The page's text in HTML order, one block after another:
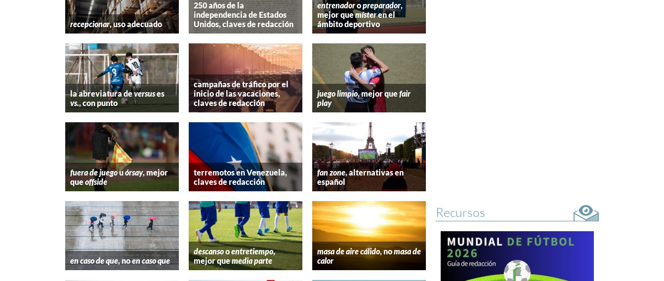
recepcionar, uso adecuado
250 años de la
independencia de Estados
Unidos, claves de redacción
entrenadoropreparador,
mejor quemísteren el
ámbito deportivo
la abreviatura deversuses
vs., con punto
campañas de tráfico por el
inicio de las vacaciones,
claves de redacción
juego limpio, mejor quefair
play
fuera de juegouórsay, mejor
queoffside
terremotos en Venezuela,
claves de redacción
fan zone, alternativas en
español
en caso de que, noen caso que
descansooentretiempo,
mejor quemedia parte
masa de aire cálido, nomasa de
calor
Recursos